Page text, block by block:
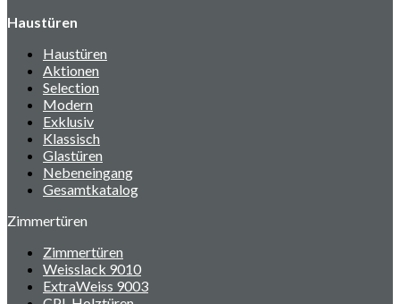
Haustüren
Haustüren
Aktionen
Selection
Modern
Exklusiv
Klassisch
Glastüren
Nebeneingang
Gesamtkatalog
Zimmertüren
Zimmertüren
Weisslack 9010
ExtraWeiss 9003